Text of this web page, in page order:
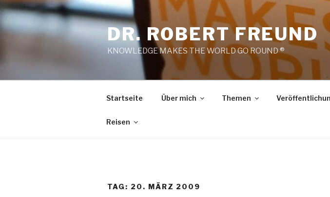
Zum
Inhalt
springen
DR. ROBERT FREUND
KNOWLEDGE MAKES THE WORLD GO ROUND ®
Startseite Über mich Themen
Reisen
TAG: 20. MÄRZ 2009